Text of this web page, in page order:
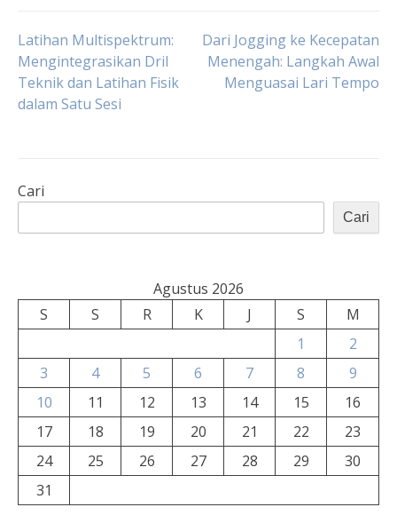
Navigasi
pos
Latihan Multispektrum:
Mengintegrasikan Dril
Teknik dan Latihan Fisik
dalam Satu Sesi
Dari Jogging ke Kecepatan
Menengah: Langkah Awal
Menguasai Lari Tempo
Cari
Cari
Agustus 2026
S
S R K J S
M
1
2
3
4 5 6 7 8
9
10
11 12 13 14 15
16
17
18 19 20 21 22
23
24
25 26 27 28 29
30
31